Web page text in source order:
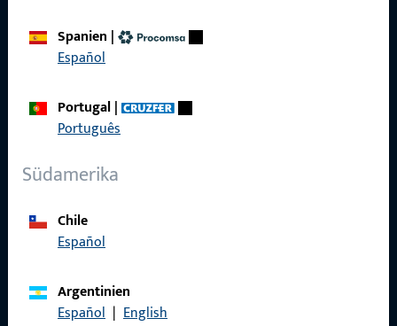
Spanien |
Español
Portugal|
Português
Südamerika
Chile
Español
Argentinien
Español | English
Referenzen